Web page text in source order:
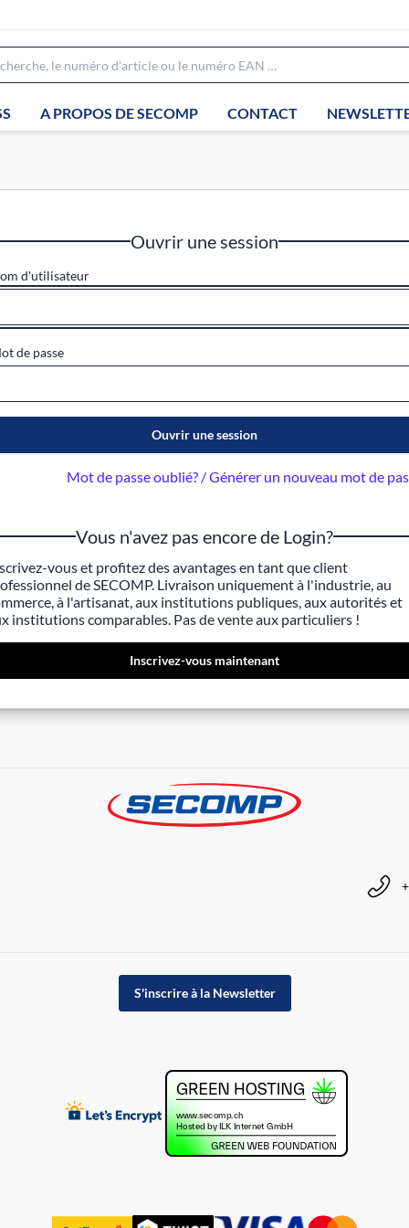
A PROPOS DE SECOMP CONTACT
Ouvrir une session
d'utilisateur
de passe
Ouvrir une session
Mot de passe oublié? / Générer un nouveau mot de
Vous n'avez pas encore de Login?
vous et profitez des avantages en tant que client
de SECOMP. Livraison uniquement à l'industrie, au
à l'artisanat, aux institutions publiques, aux autorités et
institutions comparables. Pas de vente aux particuliers !
Inscrivez-vous maintenant
S'inscrire à la Newsletter